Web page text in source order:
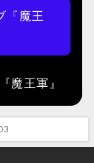
『魔王